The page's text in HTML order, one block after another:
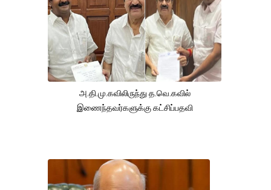
அ.தி.மு.கவிலிருந்து த.வெ.கவில்
இணைந்தவர்களுக்கு கட்சிப்பதவி